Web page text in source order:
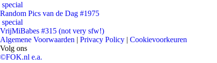
special
Random Pics van de Dag #1975
special
VrijMiBabes #315 (not very sfw!)
Algemene Voorwaarden | Privacy Policy | Cookievoorkeuren
Volg ons
©FOK.nl e.a.